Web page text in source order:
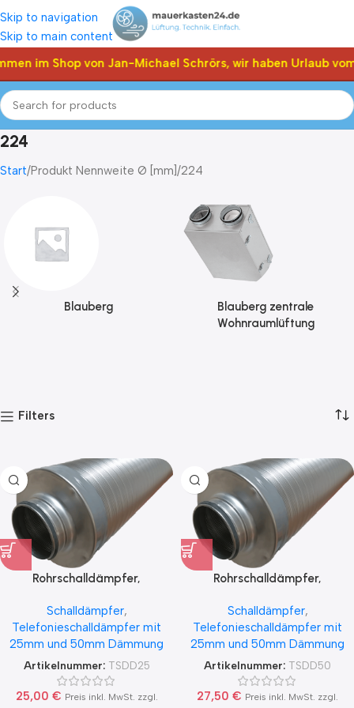
Skip to navigation
Skip to main content
im Shop von Jan-Michael Schrörs, wir haben Urlaub
224
Start Produkt Nennweite Ø [mm] 224
Blauberg
Blauberg zentrale
Wohnraumlüftung
Filters
Rohrschalldämpfer,
Lippendichtung, 25mm
Packungsstärke, 1000mm lang
Schalldämpfer,
Telefonieschalldämpfer mit
25mm und 50mm Dämmung
Artikelnummer: TSDD25
25,00 € Preis inkl. MwSt. zzgl.
Rohrschalldämpfer,
Lippendichtung, 50mm
Packungsstärke, 1000mm lang
Schalldämpfer,
Telefonieschalldämpfer mit
25mm und 50mm Dämmung
Artikelnummer: TSDD50
27,50 € Preis inkl. MwSt. zzgl.